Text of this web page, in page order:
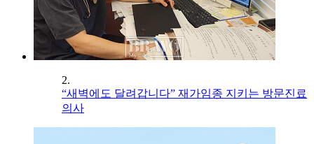
2.
“새벽에도 달려갑니다” 재가임종 지키는 방문진료
의사